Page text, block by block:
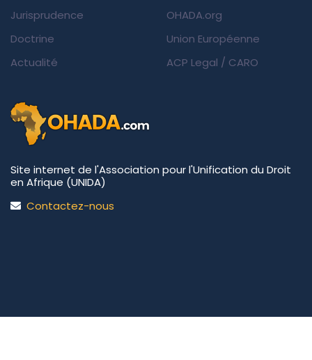
Jurisprudence
Doctrine
Actualité
OHADA.org
Union Européenne
ACP Legal / CARO
Site internet de l'Association pour l'Unification du Droit
en Afrique (UNIDA)
Contactez-nous